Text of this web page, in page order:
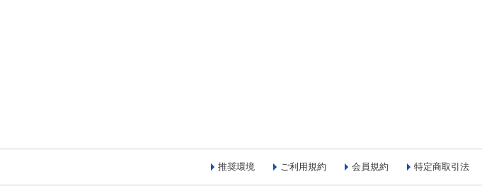
推奨環境 ご利用規約 会員規約 特定商取引法